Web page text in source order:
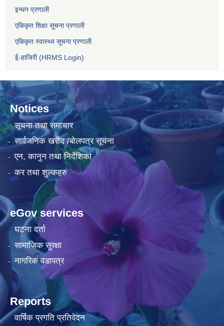
इन्धन प्रणाली
एकिकृत शिक्षा सूचना प्रणाली
एकिकृत स्वास्थ्य सूचना प्रणाली
ई-हाजिरी (HRMS Login)
Notices
सूचना तथा समाचार
सार्वजनिक खरीद /बोलपत्र सूचना
एन, कानुन तथा निर्देशिका
कर तथा शुल्कहरु
eGov services
घटना दर्ता
सामाजिक सुरक्षा
नागरिक वडापत्र
Reports
वार्षिक प्रगति प्रतिवेदन